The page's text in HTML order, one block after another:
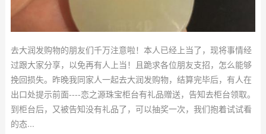
去大润发购物的朋友们千万注意啦！本人已经上当了，现将事情经
过跟大家分享，以免再有人上当！且跪求各位朋友支招，怎么能够
挽回损失。昨晚我同家人一起去大润发购物，结算完毕后，有人在
出口处提示前面----恋之源珠宝柜台有礼品赠送，告知去柜台领取。
到柜台后，又被告知没有礼品了，可以抽奖一次，我们抱着试试看
的态...